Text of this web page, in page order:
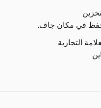
في مكان جاف.
التجارية